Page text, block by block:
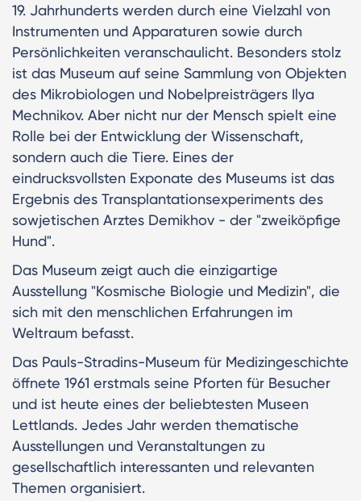
19. Jahrhunderts werden durch eine Vielzahl von
Instrumenten und Apparaturen sowie durch
Persönlichkeiten veranschaulicht. Besonders stolz
ist das Museum auf seine Sammlung von Objekten
des Mikrobiologen und Nobelpreisträgers Ilya
Mechnikov. Aber nicht nur der Mensch spielt eine
Rolle bei der Entwicklung der Wissenschaft,
sondern auch die Tiere. Eines der
eindrucksvollsten Exponate des Museums ist das
Ergebnis des Transplantationsexperiments des
sowjetischen Arztes Demikhov - der "zweiköpfige
Hund".
Das Museum zeigt auch die einzigartige
Ausstellung "Kosmische Biologie und Medizin", die
sich mit den menschlichen Erfahrungen im
Weltraum befasst.
Das Pauls-Stradins-Museum für Medizingeschichte
öffnete 1961 erstmals seine Pforten für Besucher
und ist heute eines der beliebtesten Museen
Lettlands. Jedes Jahr werden thematische
Ausstellungen und Veranstaltungen zu
gesellschaftlich interessanten und relevanten
Themen organisiert.